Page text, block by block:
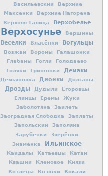
Васильевский
Верхние
Максёнки
Верхние Нагорена
Верхняя Талица
Верхобелье
Верхосунье Вершины
Веселки Власёнки Вогульцы
Возжаи Вороны
Галашонки
Глабаны
Гогли
Голодаево
Голяки
Гришонки Демаки
Демьяновка Дионки Долганы
Дрозды Дудыли
Егоровцы
Елинцы
Еремы
Жуки
Заболотяна
Заилеть
Заоградная Слободка
Заплаты
Запольский
Заполяна
Зарубенки
Зверёнки
Знаменка
Ильинское
Кайдалы Катаевцы
Катаи
Квашни
Кленовое
Князи
Козлецы
Козюки Кокали